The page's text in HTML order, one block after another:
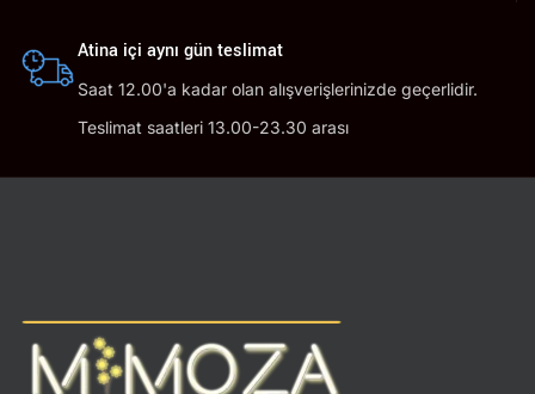
Atina içi aynı gün teslimat
Saat 12.00'a kadar olan alışverişlerinizde geçerlidir.
Teslimat saatleri 13.00-23.30 arası